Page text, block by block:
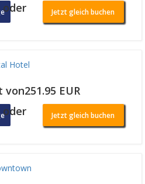
oder Jetzt gleich buchen
Hotel
EUR
oder Jetzt gleich buchen